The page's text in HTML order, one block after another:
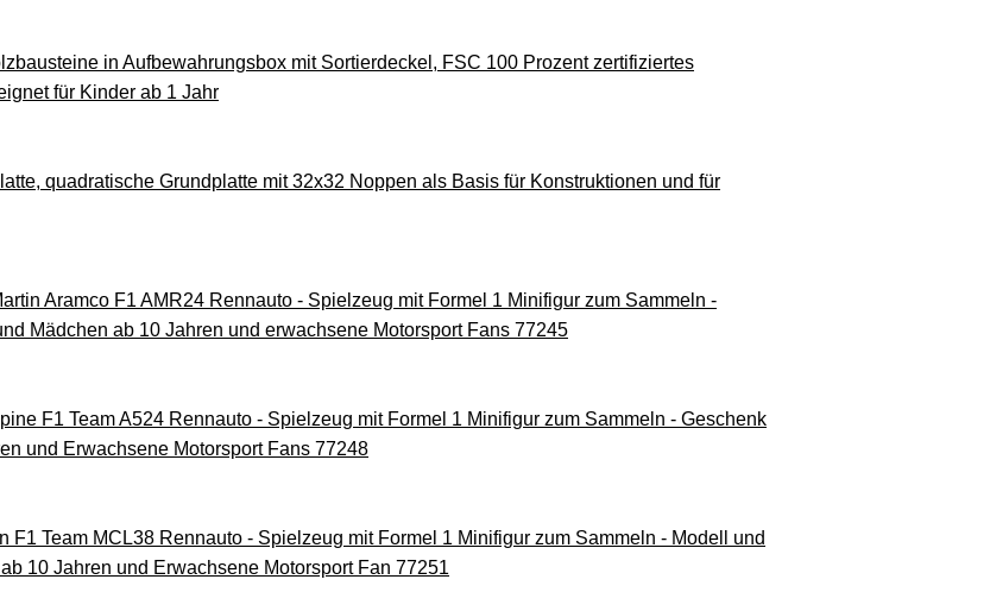
in Aufbewahrungsbox mit Sortierdeckel, FSC 100 Prozent zertifiziertes
für Kinder ab 1 Jahr
quadratische Grundplatte mit 32x32 Noppen als Basis für Konstruktionen und für
Aramco F1 AMR24 Rennauto - Spielzeug mit Formel 1 Minifigur zum Sammeln -
Mädchen ab 10 Jahren und erwachsene Motorsport Fans 77245
F1 Team A524 Rennauto - Spielzeug mit Formel 1 Minifigur zum Sammeln - Geschenk
und Erwachsene Motorsport Fans 77248
F1 Team MCL38 Rennauto - Spielzeug mit Formel 1 Minifigur zum Sammeln - Modell und
10 Jahren und Erwachsene Motorsport Fan 77251